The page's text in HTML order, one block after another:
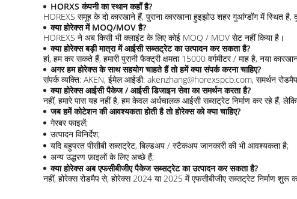
HORXS कंपनी का स्थान कहाँ है?
HOREXS समूह के दो कारखाने हैं, पुराना कारखाना हुइझोउ शहर गुआंग्डोंग में स्थित है,
क्या होरेक्स में MOQ/MOV है?
HOREXS ने अब किसी भी क्लाइंट के लिए कोई MOQ / MOV सेट नहीं किया है।
क्या होरेक्स बड़ी मात्रा में आईसी सब्सट्रेट का उत्पादन कर सकता है?
हां, हम कर सकते हैं, हमारी पुरानी फैक्ट्री क्षमता 15000 वर्गमीटर / माह है, नया
अगर हम होरेक्स के साथ सहयोग चाहते हैं तो हमें क्या संपर्क करना चाहिए?
संपर्क व्यक्ति: AKEN, ईमेल आईडी: akenzhang@horexspcb.com, समर्थन
क्या होरेक्स आईसी पैकेज / आईसी डिजाइन सेवा का समर्थन करता है?
नहीं, हमारे पास यह नहीं है, हम केवल अर्धचालक आईसी सब्सट्रेट निर्माण कर रहे हैं,
जब हमें कोटेशन की आवश्यकता होती है तो होरेक्स को क्या चाहिए?
गेरबर फाइलें;
उत्पादन विनिर्देश;
यदि बहुपरत पीसीबी सब्सट्रेट, बिल्डअप / स्टैकअप जानकारी की भी आवश्यकता है;
अन्य उद्धरण फ़ाइलों के लिए अच्छे हैं;
क्या होरेक्स अब एफसीबीजीए पैकेज सब्सट्रेट का उत्पादन कर सकता है?
नहीं, होरेक्स रोडमैप से, होरेक्स 2024 या 2025 में एफसीबीजीए सब्सट्रेट निर्माण शुरू